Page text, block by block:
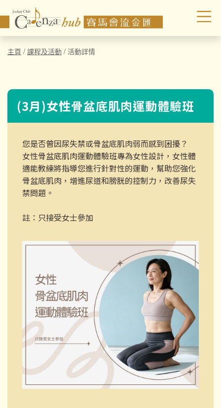
主頁 / 課程及活動 / 活動詳情
(3月)女性骨盆底肌肉運動體驗班
您是否曾因尿失禁或骨盆底肌肉弱而感到困擾？
女性骨盆底肌肉運動體驗班專為女性設計，女性體
適能教練將指導您進行針對性的運動，幫助您強化
骨盆底肌肉，增進尿道和膀胱的控制力，改善尿失
禁問題。
註：只接受女士參加